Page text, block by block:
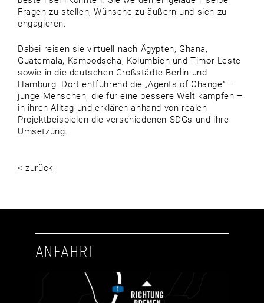
Fragen zu stellen, Wünsche zu äußern und sich zu
engagieren.
Dabei reisen sie virtuell nach Ägypten, Ghana,
Guatemala, Kambodscha, Kolumbien und Timor-Leste
sowie in die deutschen Großstädte Berlin und
Hamburg. Dort entführend die „Agents of Change“ –
junge Menschen, die für eine bessere Welt kämpfen –
in ihren Alltag und erklären anhand von realen
Projektbeispielen die verschiedenen SDGs und ihre
Umsetzung.
< zurück
ANFAHRT